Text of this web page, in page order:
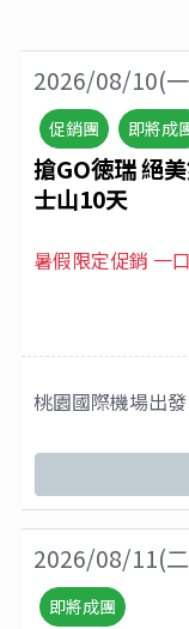
2026/08/10(
促銷團 即將成
搶GO徳瑞 絕
士山10天
暑假限定促銷 一
桃園國際機場出發
2026/08/11(
即將成團